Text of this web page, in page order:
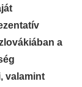
a
valamint